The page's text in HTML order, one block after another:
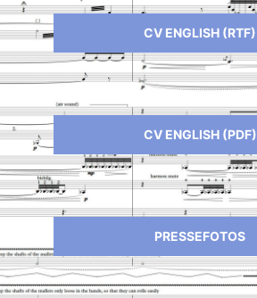
CV ENGLISH (RTF)
CV ENGLISH (PDF)
PRESSEFOTOS